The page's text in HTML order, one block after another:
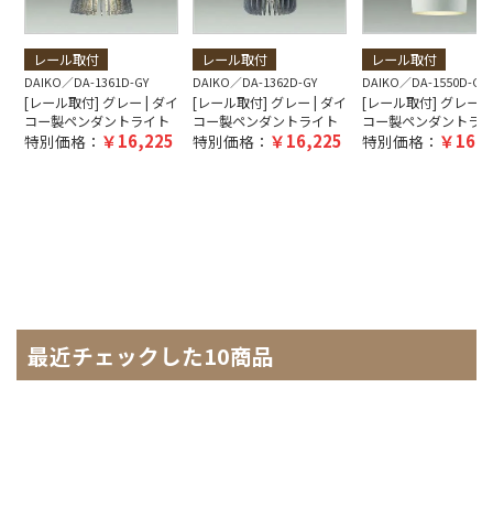
レール取付
DAIKO DA-1361D-GY
[レール取付] グレー | ダイ
コー製ペンダントライト
特別価格： 16,225
レール取付
DAIKO DA-1362D-GY
[レール取付] グレー | ダイ
コー製ペンダントライト
特別価格： 16,225
レール取付
DAIKO DA-1550D-GY
[レール取付] グレー |
コー製ペンダントラ
特別価格：
最近チェックした10商品